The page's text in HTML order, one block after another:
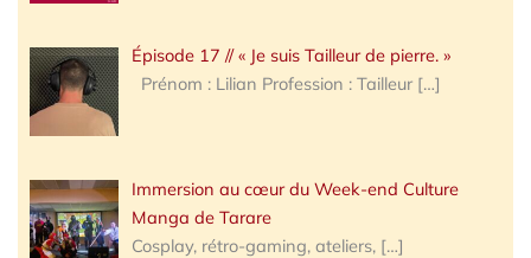
Épisode 17 // « Je suis Tailleur de pierre. »
Prénom : Lilian Profession : Tailleur […]
Immersion au cœur du Week-end Culture
Manga de Tarare
Cosplay, rétro-gaming, ateliers, […]